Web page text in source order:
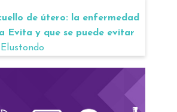
de útero: la enfermedad
Evita y que se puede evitar